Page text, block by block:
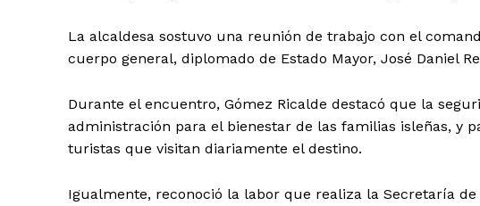
La alcaldesa sostuvo una reunión de trabajo con el
cuerpo general, diplomado de Estado Mayor, José Daniel
Durante el encuentro, Gómez Ricalde destacó que la
administración para el bienestar de las familias isleñas, y
turistas que visitan diariamente el destino.
Igualmente, reconoció la labor que realiza la Secretaría